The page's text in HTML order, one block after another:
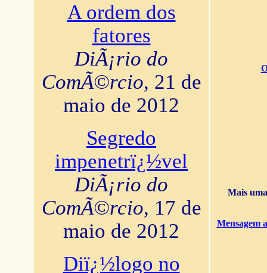
A ordem dos
fatores
DiÃ¡rio do
ComÃ©rcio, 21 de
maio de 2012
Segredo
impenetrï¿½vel
DiÃ¡rio do
ComÃ©rcio, 17 de
maio de 2012
Diï¿½logo no
Mais
Mensagem